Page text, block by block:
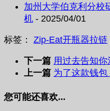
加州大学伯克利分校
机 - 2025/04/01
标签： Zip-Eat开瓶器拉链
下一篇 用过去告知
上一篇 为了这款钱
您可能还喜欢...